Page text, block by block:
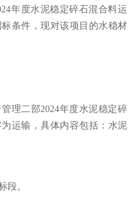
年度水泥稳定碎石混合料运
条件，现对该项目的水稳材
理二部2024年度水泥稳定碎
运输 ，具体内容包括： 水泥
段。